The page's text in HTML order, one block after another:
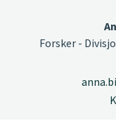
Forsker -